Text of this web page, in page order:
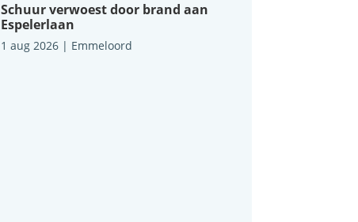
Schuur verwoest door brand aan
Espelerlaan
1 aug 2026| Emmeloord